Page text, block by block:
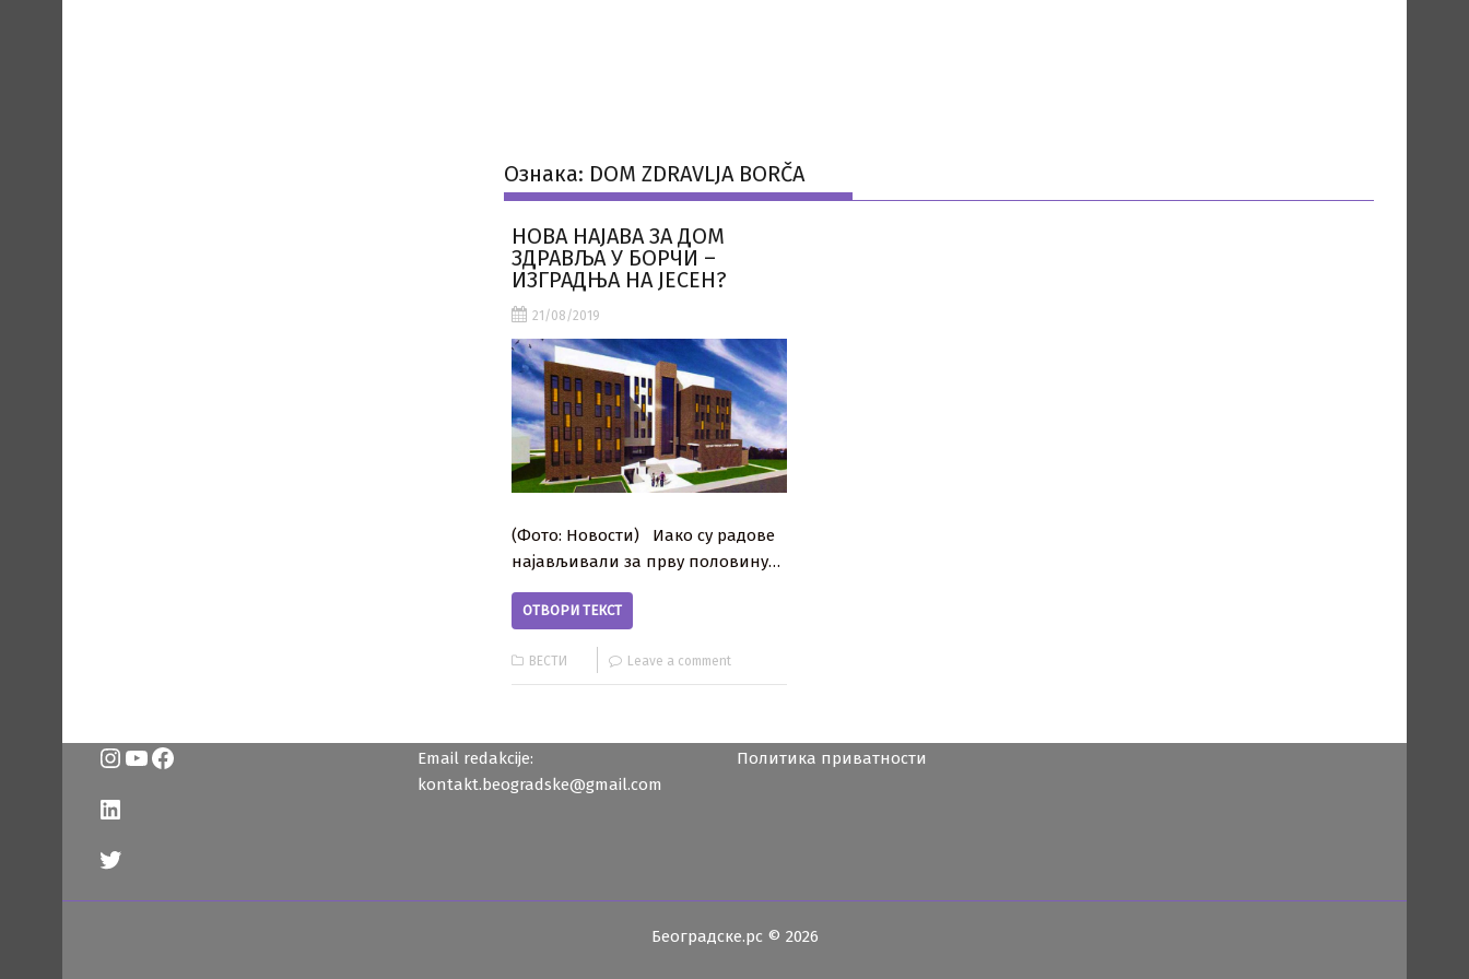
Ознака: DOM ZDRAVLJA BORČA
НОВА НАЈАВА ЗА ДОМ
ЗДРАВЉА У БОРЧИ –
ИЗГРАДЊА НА ЈЕСЕН?
21/08/2019
(Фото: Новости) Иако су радове
најављивали за прву половину…
ОТВОРИ ТЕКСТ
ВЕСТИ Leave a comment
Instagram
YouTube
Facebook
LinkedIn
Twitter
Email redakcije:
kontakt.beogradske@gmail.com
Политика приватности
Београдске.рс © 2026